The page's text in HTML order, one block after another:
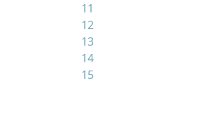
11
12
13
14
15